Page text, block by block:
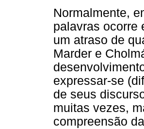
Normalmente,
palavras ocorre
um atraso de
Marder e
expressar-se
de seus
muitas vezes,
compreensão